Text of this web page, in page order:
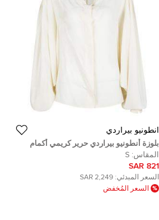
أنطونيو بيراردي
بلوزة أنطونيو بيراردي حرير كريمي أكمام
وطواط M
المقاس: S
821 SAR
السعر المبدئي: 2,249 SAR
السعر المُخفض